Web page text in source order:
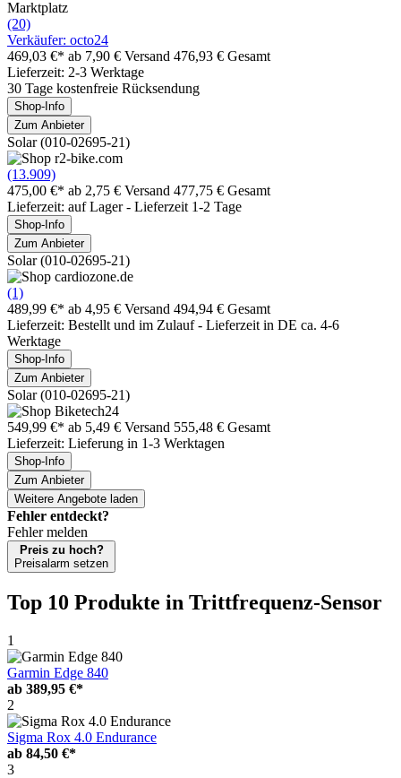
Marktplatz
(20)
Verkäufer: octo24
469,03 €* ab 7,90 € Versand 476,93 € Gesamt
Lieferzeit: 2-3 Werktage
30 Tage kostenfreie Rücksendung
Shop-Info
Zum Anbieter
Solar (010-02695-21)
(13.909)
475,00 €* ab 2,75 € Versand 477,75 € Gesamt
Lieferzeit: auf Lager - Lieferzeit 1-2 Tage
Shop-Info
Zum Anbieter
Solar (010-02695-21)
(1)
489,99 €* ab 4,95 € Versand 494,94 € Gesamt
Lieferzeit: Bestellt und im Zulauf - Lieferzeit in DE ca. 4-6
Werktage
Shop-Info
Zum Anbieter
Solar (010-02695-21)
549,99 €* ab 5,49 € Versand 555,48 € Gesamt
Lieferzeit: Lieferung in 1-3 Werktagen
Shop-Info
Zum Anbieter
Weitere Angebote laden
Fehler entdeckt?
Fehler melden
Preis zu hoch?
Preisalarm setzen
Top 10 Produkte in Trittfrequenz-Sensor
1
Garmin Edge 840
ab 389,95 €*
2
Sigma Rox 4.0 Endurance
ab 84,50 €*
3